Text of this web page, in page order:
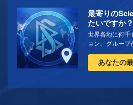
最寄りの
たいですか？
世界各地に何千
ョン、グループ
あなたの